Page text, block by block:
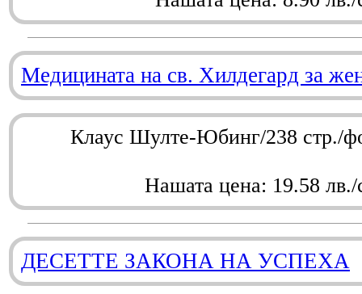
Медицината на св. Хилдегард за
Клаус Шулте-Юбинг/238 стр./
Нашата цена: 19.58 лв./
ДЕСЕТТЕ ЗАКОНА НА УСПЕХА